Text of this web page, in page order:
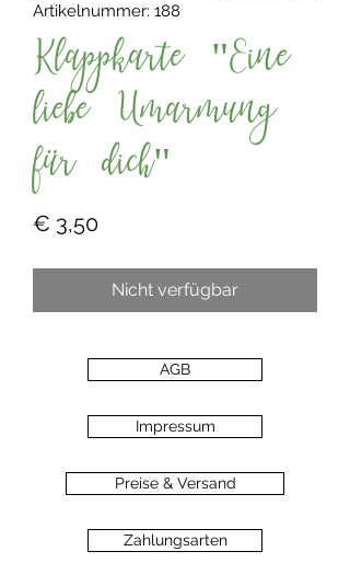
Artikelnummer: 188
Klappkarte "Eine
liebe Umarmung
für dich"
€ 3,50Preis
Nicht verfügbar
AGB
Impressum
Preise & Versand
Zahlungsarten